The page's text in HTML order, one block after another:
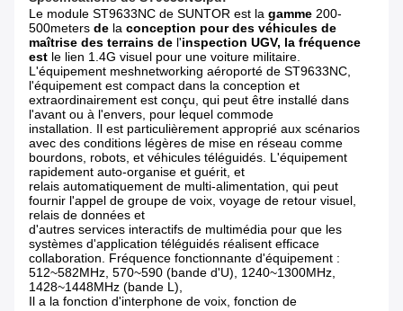
Le module ST9633NC de SUNTOR est la gamme 200-
500meters de la conception pour des véhicules de
maîtrise des terrains de l'inspection UGV, la fréquence
est le lien 1.4G visuel pour une voiture militaire.
L'équipement meshnetworking aéroporté de ST9633NC,
l'équipement est compact dans la conception et
extraordinairement est conçu, qui peut être installé dans
l'avant ou à l'envers, pour lequel commode
installation. Il est particulièrement approprié aux scénarios
avec des conditions légères de mise en réseau comme
bourdons, robots, et véhicules téléguidés. L'équipement
rapidement auto-organise et guérit, et
relais automatiquement de multi-alimentation, qui peut
fournir l'appel de groupe de voix, voyage de retour visuel,
relais de données et
d'autres services interactifs de multimédia pour que les
systèmes d'application téléguidés réalisent efficace
collaboration. Fréquence fonctionnante d'équipement :
512~582MHz, 570~590 (bande d'U), 1240~1300MHz,
1428~1448MHz (bande L),
Il a la fonction d'interphone de voix, fonction de